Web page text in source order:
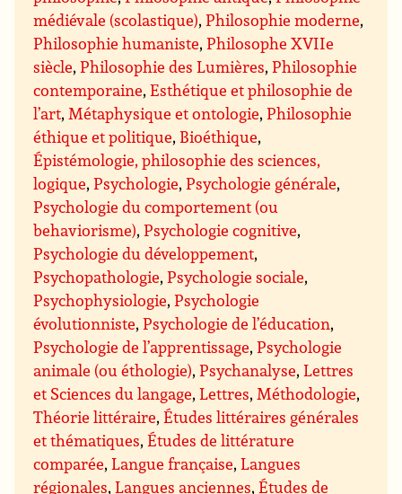
médiévale (scolastique),Philosophie moderne,
Philosophie humaniste,Philosophe XVIIe
siècle,Philosophie des Lumières,Philosophie
contemporaine,Esthétique et philosophie de
l’art, Métaphysique et ontologie,Philosophie
éthique et politique, Bioéthique,
Épistémologie, philosophie des sciences,
logique,Psychologie,Psychologie générale,
Psychologie du comportement (ou
behaviorisme),Psychologie cognitive,
Psychologie du développement,
Psychopathologie,Psychologie sociale,
Psychophysiologie,Psychologie
évolutionniste,Psychologie de l’éducation,
Psychologie de l’apprentissage,Psychologie
animale (ou éthologie),Psychanalyse,Lettres
et Sciences du langage,Lettres, Méthodologie,
Théorie littéraire,Études littéraires générales
et thématiques,Études de littérature
comparée,Langue française,Langues
régionales,Langues anciennes,Études de